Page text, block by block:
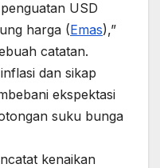
USD
harga (Emas),”
catatan.
dan sikap
ekspektasi
suku bunga
kenaikan